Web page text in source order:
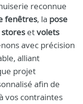
reconnue
fenêtres, la pose
stores etvolets
avec précision
alliant
projet
afin de
vos contraintes